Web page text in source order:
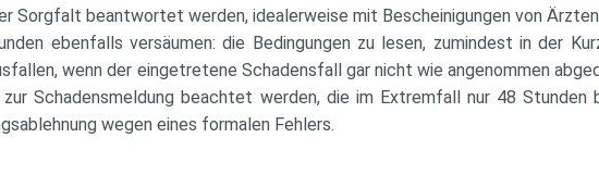
Sorgfalt beantwortet werden, idealerweise mit Bescheinigungen von Ärzten
ebenfalls versäumen: die Bedingungen zu lesen, zumindest in der
wenn der eingetretene Schadensfall gar nicht wie angenommen
zur Schadensmeldung beachtet werden, die im Extremfall nur 48
wegen eines formalen Fehlers.